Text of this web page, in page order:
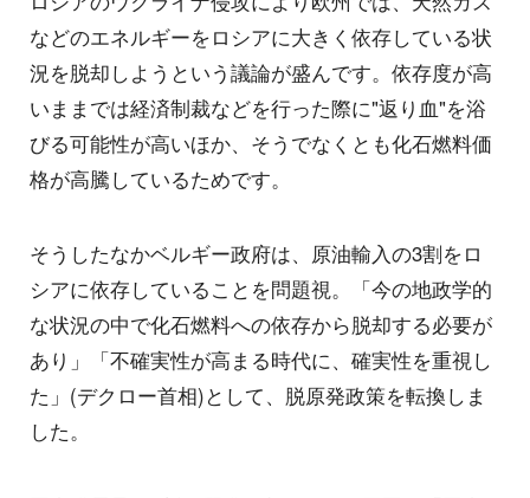
などのエネルギーをロシアに大きく依存している状
況を脱却しようという議論が盛んです。依存度が高
いままでは経済制裁などを行った際に"返り血"を浴
びる可能性が高いほか、そうでなくとも化石燃料価
格が高騰しているためです。
そうしたなかベルギー政府は、原油輸入の3割をロ
シアに依存していることを問題視。「今の地政学的
な状況の中で化石燃料への依存から脱却する必要が
あり」「不確実性が高まる時代に、確実性を重視し
た」(デクロー首相)として、脱原発政策を転換しま
した。